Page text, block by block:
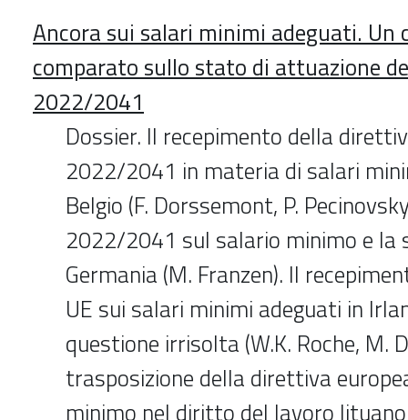
Ancora sui salari minimi adeguati. Un
comparato sullo stato di attuazione
2022/2041
Dossier. Il recepimento della
2022/2041 in materia di salari
Belgio (F. Dorssemont, P.
2022/2041 sul salario minimo e la
Germania (M. Franzen). Il
UE sui salari minimi adeguati in
questione irrisolta (W.K. Roche, M.
trasposizione della direttiva
minimo nel diritto del lavoro